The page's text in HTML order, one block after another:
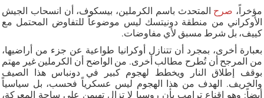
مؤخراً، صرح المتحدث باسم الكرملين، بيسكوف، أن انسحاب الجيش
الأوكراني من منطقة دونيتسك ليس موضوعاً للتفاوض المحتمل مع
كييف، بل شرط مسبق لأي مفاوضات.
بعبارة أخرى، بمجرد أن تتنازل أوكرانيا طواعية عن جزء من أراضيها،
من المرجح أن تُطرح مطالب أخرى. من الواضح أن الكرملين غير مهتم
بوقف إطلاق النار ويخطط لهجوم كبير في دونباس هذا الصيف
والخريف. الهدف من هذا الهجوم ليس عسكرياً فحسب، بل سياسياً
أيضاً: وهو إقناع ترامب بأن روسيا لا تزال تهيمن على ساحة المعركة،